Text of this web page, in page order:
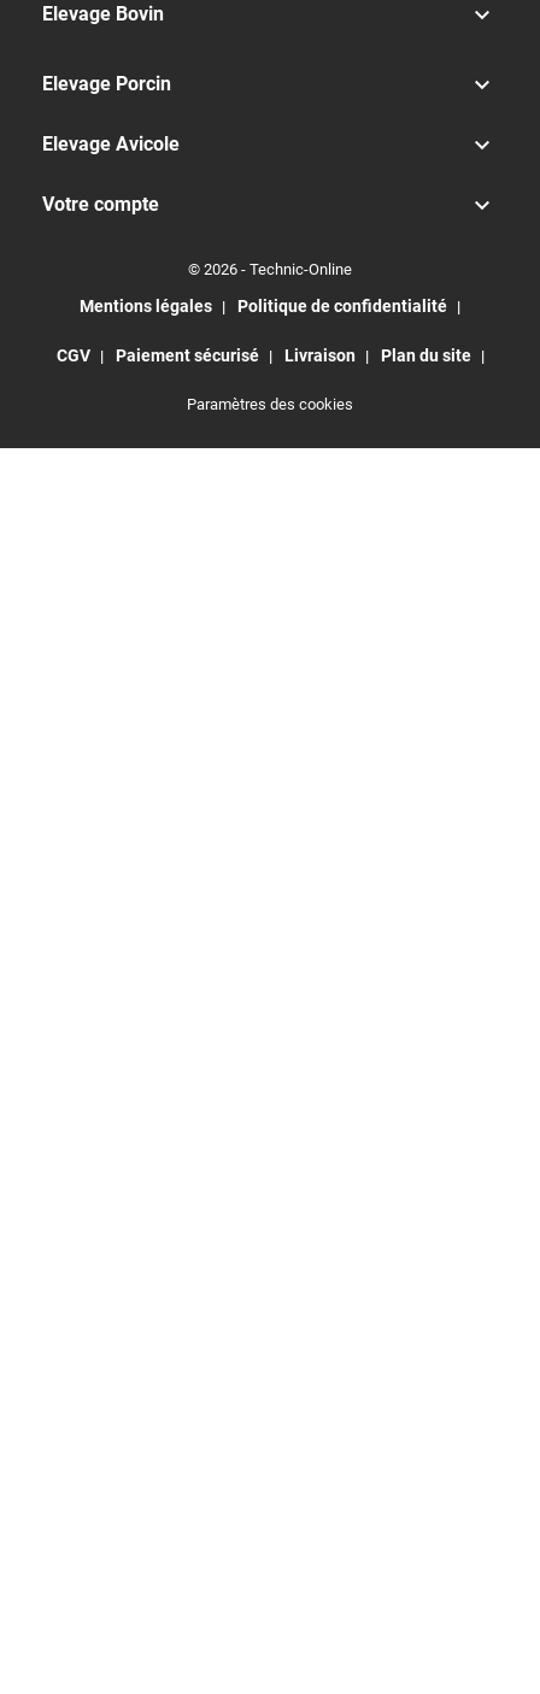
Elevage Bovin 
Elevage Porcin 
Elevage Avicole 
Votre compte 
© 2026 - Technic-Online
Mentions légales Politique de confidentialité
CGV Paiement sécurisé Livraison Plan du site
Paramètres des cookies